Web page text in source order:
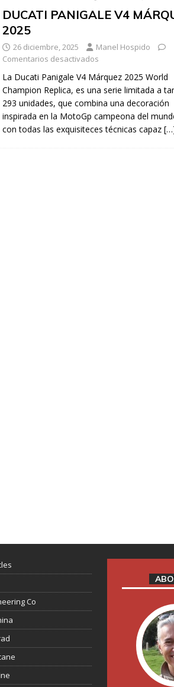
DUCATI PANIGALE V4
2025
26 diciembre, 2025
Manel Hospido
Comentarios desactivados
La Ducati Panigale V4 Márquez 2025 World
Champion Replica, es una serie limitada a
293 unidades, que combina una decoración
inspirada en la MotoGp campeona del
con todas las exquisiteces técnicas capaz
Co